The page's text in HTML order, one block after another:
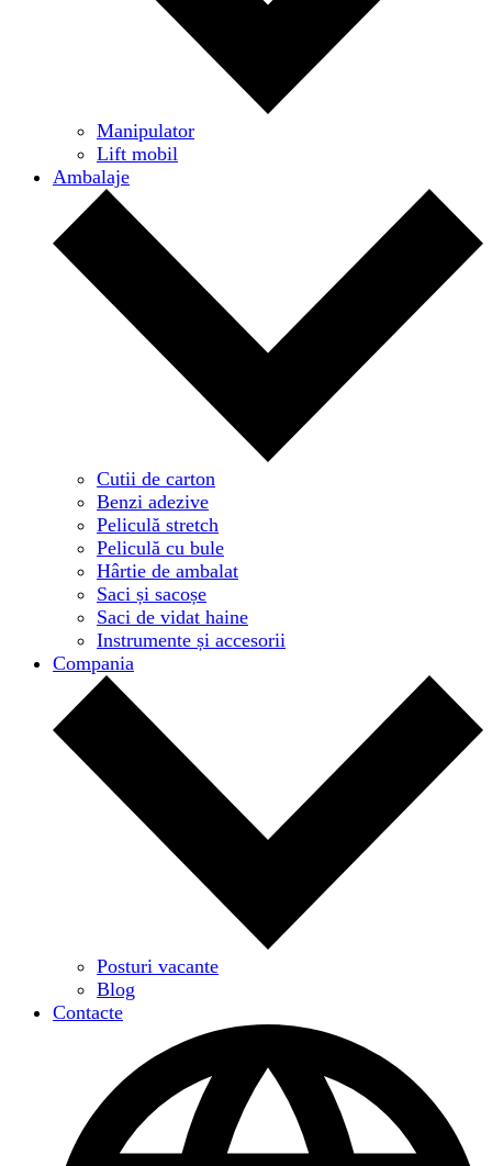
Manipulator
Lift mobil
Ambalaje
Cutii de carton
Benzi adezive
Peliculă stretch
Peliculă cu bule
Hârtie de ambalat
Saci și sacoșe
Saci de vidat haine
Instrumente și accesorii
Compania
Posturi vacante
Blog
Contacte